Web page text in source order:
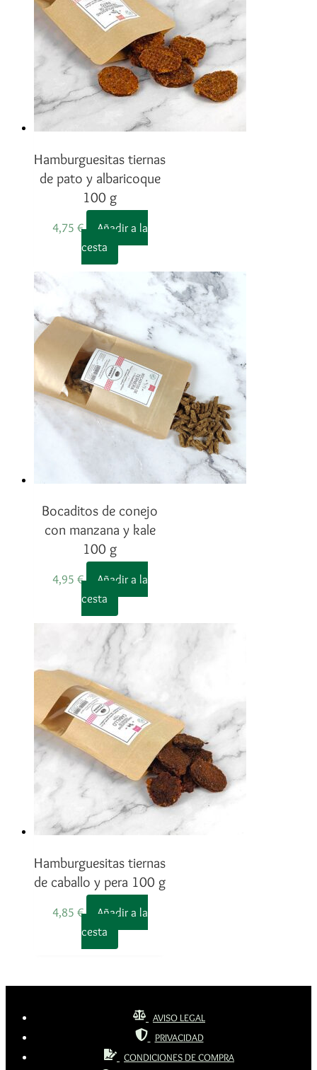
Hamburguesitas tiernas
de pato y albaricoque
100 g
4,75 €
Añadir a la
cesta
Bocaditos de conejo
con manzana y kale
100 g
4,95 €
Añadir a la
cesta
Hamburguesitas tiernas
de caballo y pera 100 g
4,85 €
Añadir a la
cesta
AVISO LEGAL
PRIVACIDAD
CONDICIONES DE COMPRA